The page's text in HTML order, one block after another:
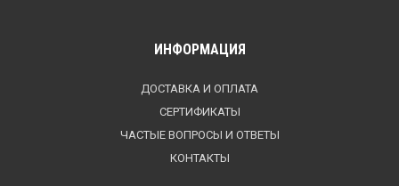
ИНФОРМАЦИЯ
ДОСТАВКА И ОПЛАТА
СЕРТИФИКАТЫ
ЧАСТЫЕ ВОПРОСЫ И ОТВЕТЫ
КОНТАКТЫ